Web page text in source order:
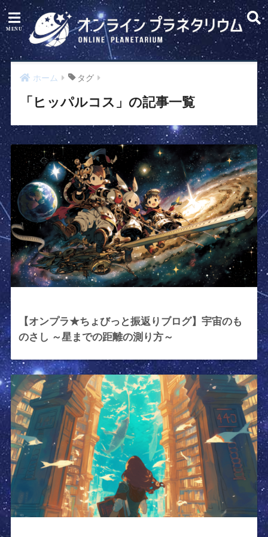
ホーム タグ
「ヒッパルコス」の記事一覧
【オンプラ★ちょびっと振返りブログ】宇宙のも
のさし ～星までの距離の測り方～